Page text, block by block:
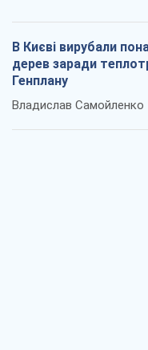
В Києві вирубали
дерев заради
Генплану
Владислав Самойленко